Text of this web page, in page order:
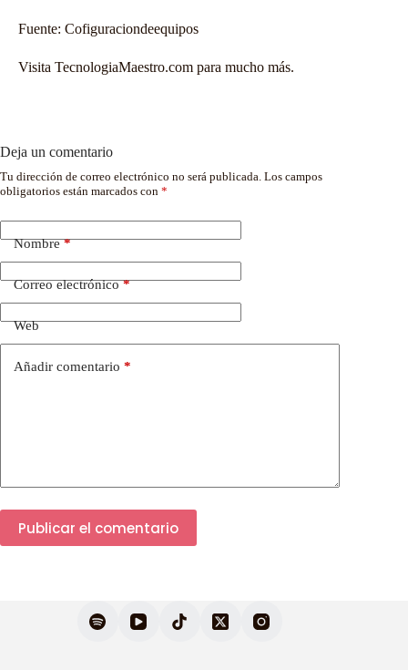
Fuente: Cofiguraciondeequipos
Visita TecnologiaMaestro.com para mucho más.
Deja un comentario
Tu dirección de correo electrónico no será publicada. Los campos
obligatorios están marcados con *
Nombre*
Correo electrónico*
Web
Añadir comentario *
Publicar el comentario